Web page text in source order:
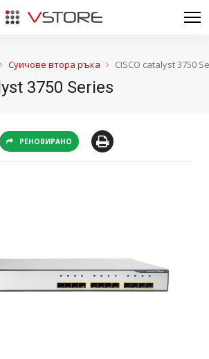
Суичове втора ръка CISCO catalyst 3750
3750 Series
РЕНОВИРАНО